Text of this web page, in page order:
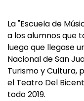
La "Escuela de
a los alumnos que
luego que llegase
Nacional de San
Turismo y Cultura,
el Teatro Del
todo 2019.